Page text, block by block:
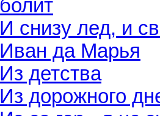
болит
И снизу лед, и
Иван да Марья
Из детства
Из дорожного